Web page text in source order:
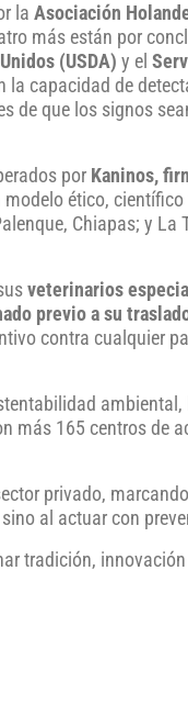
la Asociación
más están por
(USDA) y el
la capacidad de
de que los signos
por Kaninos,
ético,
Chiapas; y La
veterinarios
previo a su
contra cualquier
más 165 centros de
privado,
al actuar con
tradición,